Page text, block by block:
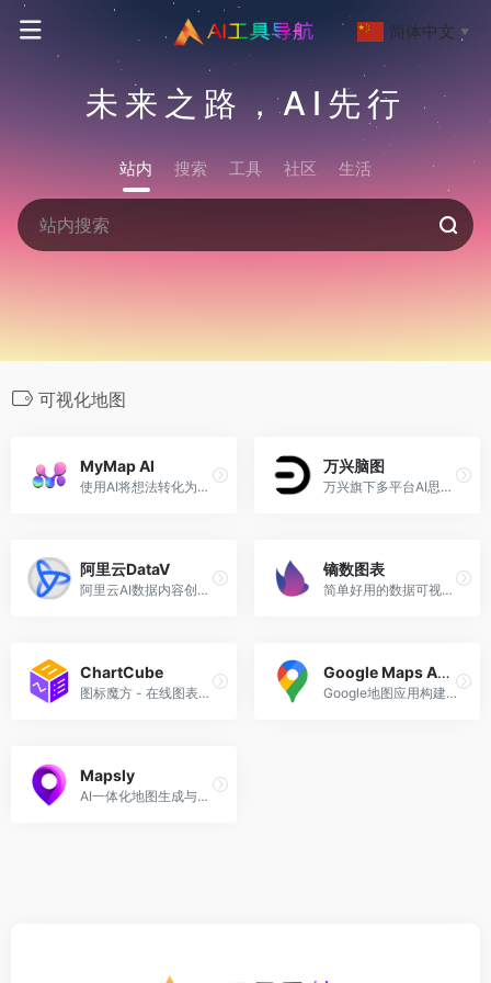
未来之路，AI先行
站内 搜索 工具 社区 生活
可视化地图
MyMap AI
使用AI将想法转化为图表
万兴脑图
万兴旗下多平台AI思维导图软件
阿里云DataV
阿里云AI数据内容创作助手
镝数图表
简单好用的数据可视化工具
ChartCube
图标魔方 - 在线图表制作工具
Google Maps Agent
Google地图应用构建智能体工具
Mapsly
AI一体化地图生成与管理平台
简体中文 ▼